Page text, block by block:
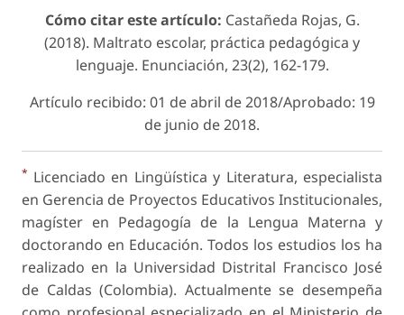
Cómo citar este artículo: Castañeda Rojas, G.
(2018). Maltrato escolar, práctica pedagógica y
lenguaje. Enunciación, 23(2), 162-179.
Artículo recibido: 01 de abril de 2018/Aprobado: 19
de junio de 2018.
* Licenciado en Lingüística y Literatura, especialista
en Gerencia de Proyectos Educativos Institucionales,
magíster en Pedagogía de la Lengua Materna y
doctorando en Educación. Todos los estudios los ha
realizado en la Universidad Distrital Francisco José
de Caldas (Colombia). Actualmente se desempeña